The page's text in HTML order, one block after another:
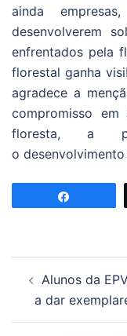
ainda
desenvolverem
enfrentados pela
florestal ganha
agradece a
compromisso
floresta, a
o
de
artigos
Alunos da
a dar